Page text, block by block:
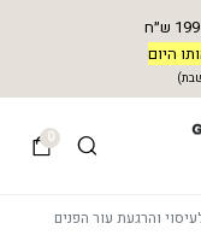
0
והרגעת עור הפנים